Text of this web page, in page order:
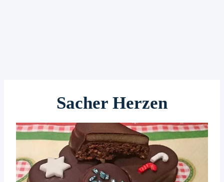
Sacher Herzen